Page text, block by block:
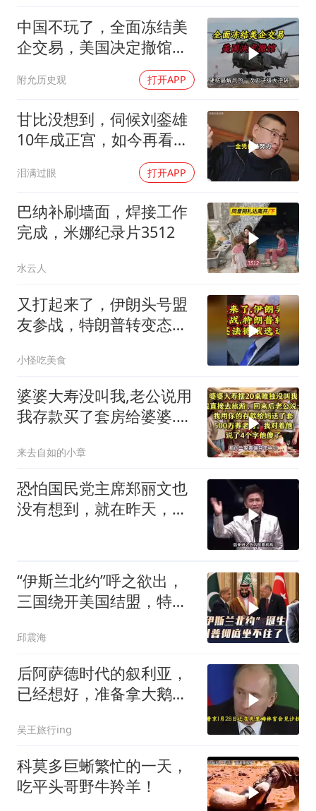
中国不玩了，全面冻结美
企交易，美国决定撤馆，
附允历史观 打开APP
甘比没想到，伺候刘銮雄
10年成正宫，如今再看吕
泪满过眼 打开APP
巴纳补刷墙面，焊接工作
完成，米娜纪录片3512
水云人
又打起来了，伊朗头号盟
友参战，特朗普转变态
小怪吃美食
婆婆大寿没叫我,老公说用
我存款买了套房给婆婆.我
来去自如的小章
恐怕国民党主席郑丽文也
没有想到，就在昨天，对
“伊斯兰北约”呼之欲出，
三国绕开美国结盟，特朗
邱震海
后阿萨德时代的叙利亚，
已经想好，准备拿大鹅石
吴王旅行ing
科莫多巨蜥繁忙的一天，
吃平头哥野牛羚羊！